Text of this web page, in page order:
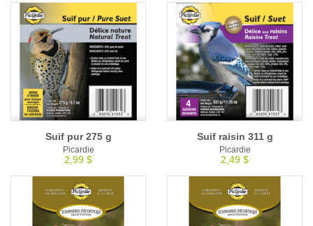
Suif pur 275 g
Picardie
2,99 $
Suif raisin 311 g
Picardie
2,49 $